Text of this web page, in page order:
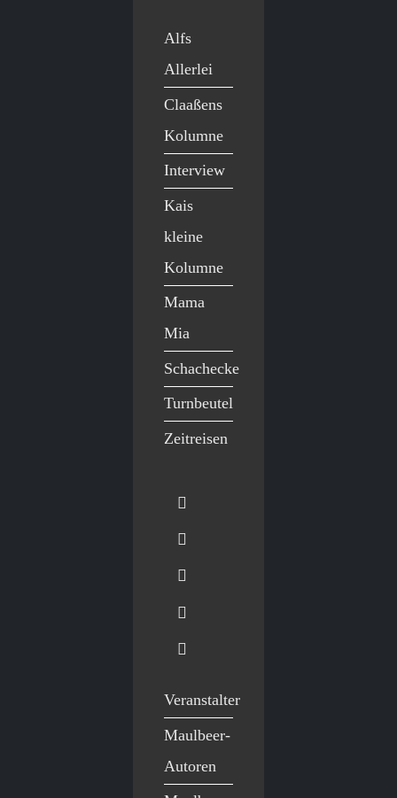
Alfs
Allerlei
Claaßens
Kolumne
Interview
Kais
kleine
Kolumne
Mama
Mia
Schachecke
Turnbeutel
Zeitreisen
Veranstalter
Maulbeer-
Autoren